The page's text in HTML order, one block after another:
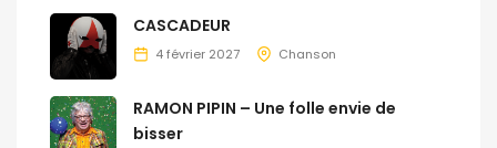
CASCADEUR
4 février 2027 Chanson
RAMON PIPIN – Une folle envie de
bisser